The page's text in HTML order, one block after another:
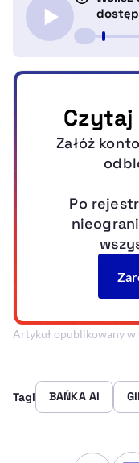
Artykuł opublikowany
Tagi BAŃKA AI